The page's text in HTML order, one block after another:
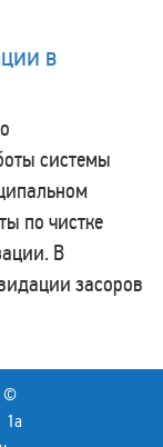
в
системы
по чистке
В
засоров
©
1а